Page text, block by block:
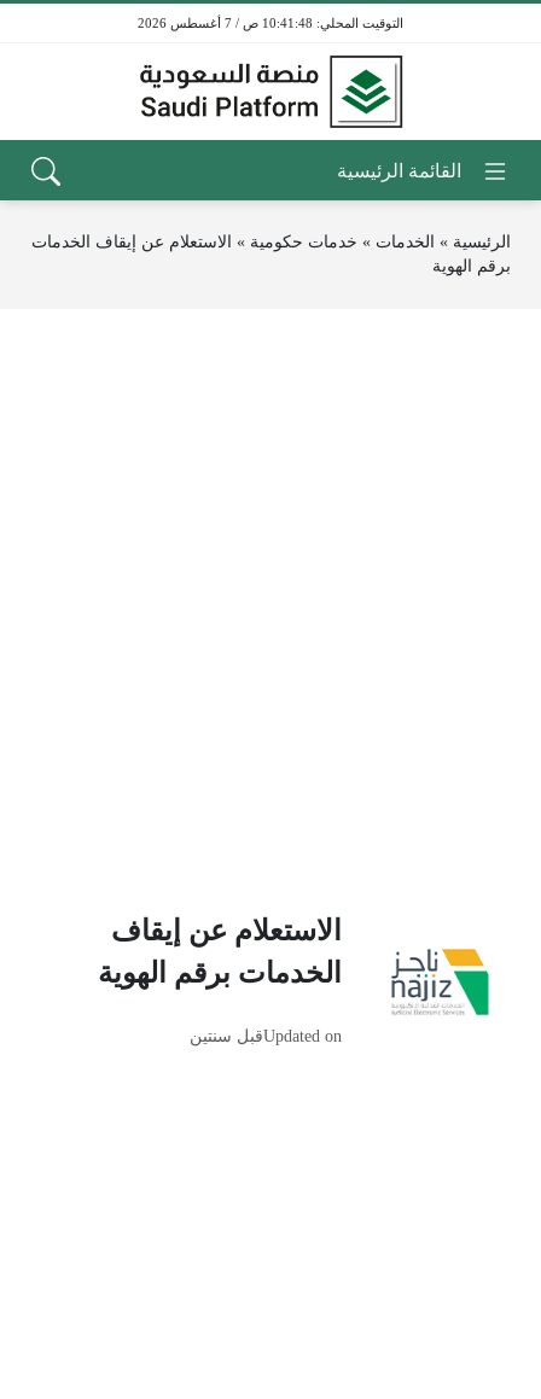
10:41:48 ص / 7 أغسطس 2026
الرئيسية » الخدمات » خدمات حكومية » الاستعلام عن إيقاف الخدمات
برقم الهوية
الاستعلام عن إيقاف
الخدمات برقم الهوية
Updated onقبل سنتين